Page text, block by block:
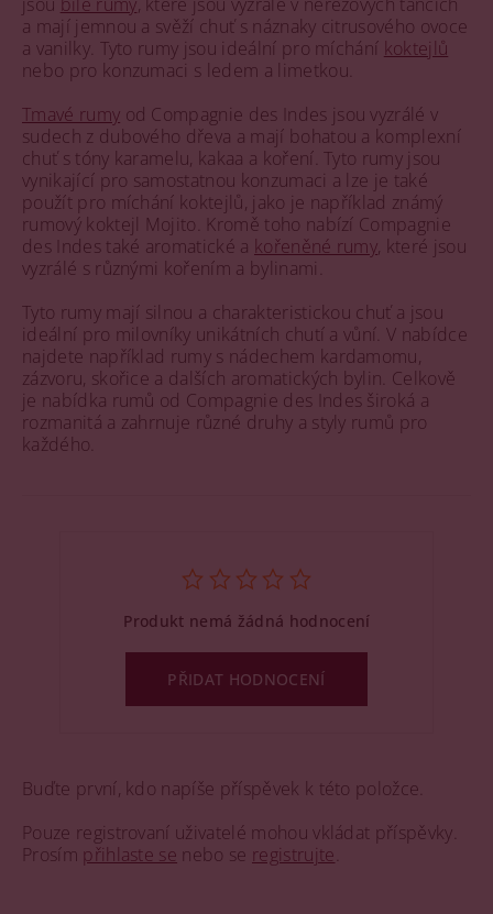
a mají jemnou a svěží chuť s náznaky citrusového ovoce
a vanilky. Tyto rumy jsou ideální pro míchání koktejlů
nebo pro konzumaci s ledem a limetkou.
Tmavé rumy od Compagnie des Indes jsou vyzrálé v
sudech z dubového dřeva a mají bohatou a komplexní
chuť s tóny karamelu, kakaa a koření. Tyto rumy jsou
vynikající pro samostatnou konzumaci a lze je také
použít pro míchání koktejlů, jako je například známý
rumový koktejl Mojito. Kromě toho nabízí Compagnie
des Indes také aromatické a kořeněné rumy, které jsou
vyzrálé s různými kořením a bylinami.
Tyto rumy mají silnou a charakteristickou chuť a jsou
ideální pro milovníky unikátních chutí a vůní. V nabídce
najdete například rumy s nádechem kardamomu,
zázvoru, skořice a dalších aromatických bylin. Celkově
je nabídka rumů od Compagnie des Indes široká a
rozmanitá a zahrnuje různé druhy a styly rumů pro
každého.
Buďte první, kdo napíše příspěvek k této položce.
Pouze registrovaní uživatelé mohou vkládat příspěvky.
Prosím přihlaste se nebo se registrujte
Produkt nemá žádná hodnocení
PŘIDAT HODNOCENÍ